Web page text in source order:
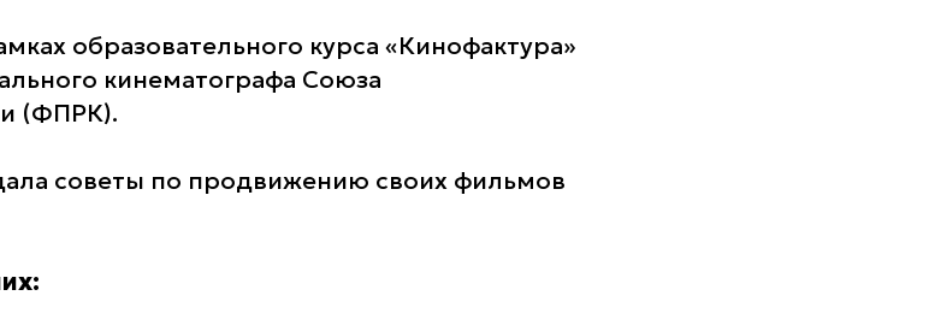
образовательного курса «Кинофактура»
кинематографа Союза
(ФПРК).
советы по продвижению своих фильмов